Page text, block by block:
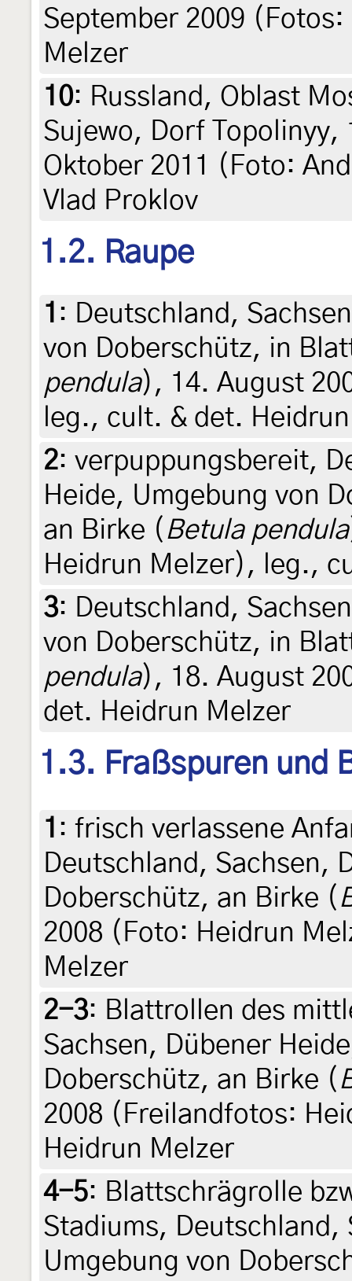
September 2009
Melzer
10: Russland, Oblast
Sujewo, Dorf Topolinyy,
Oktober 2011 (Foto:
Vlad Proklov
1.2. Raupe
1 : Deutschland,
von Doberschütz, in
pendula), 14. August
leg., cult. & det.
2: verpuppungsbereit,
Heide, Umgebung von
an Birke ( Betula pendula
Heidrun Melzer), leg.,
3: Deutschland,
von Doberschütz, in
pendula), 18. August
det. Heidrun Melzer
1.3. Fraßspuren und
1 : frisch verlassene
Deutschland, Sachsen,
Doberschütz, an Birke (
2008 (Foto: Heidrun
Melzer
2-3: Blattrollen des
Sachsen, Dübener
Doberschütz, an Birke (
2008 (Freilandfotos:
Heidrun Melzer
4-5: Blattschrägrolle
Stadiums, Deutschland,
Umgebung von